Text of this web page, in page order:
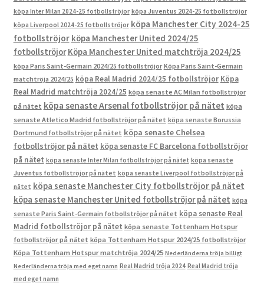
köpa Inter Milan 2024-25 fotbollströjor köpa Juventus 2024-25 fotbollströjor
köpa Liverpool 2024-25 fotbollströjor köpa Manchester City 2024-25
fotbollströjor köpa Manchester United 2024/25
fotbollströjor Köpa Manchester United matchtröja 2024/25
köpa Paris Saint-Germain 2024/25 fotbollströjor Köpa Paris Saint-Germain
matchtröja 2024/25 köpa Real Madrid 2024/25 fotbollströjor Köpa
Real Madrid matchtröja 2024/25 köpa senaste AC Milan fotbollströjor
på nätet köpa senaste Arsenal fotbollströjor på nätet köpa
senaste Atletico Madrid fotbollströjor på nätet köpa senaste Borussia
Dortmund fotbollströjor på nätet köpa senaste Chelsea
fotbollströjor på nätet köpa senaste FC Barcelona fotbollströjor
på nätet köpa senaste Inter Milan fotbollströjor på nätet köpa senaste
Juventus fotbollströjor på nätet köpa senaste Liverpool fotbollströjor på
nätet köpa senaste Manchester City fotbollströjor på nätet
köpa senaste Manchester United fotbollströjor på nätet köpa
senaste Paris Saint-Germain fotbollströjor på nätet köpa senaste Real
Madrid fotbollströjor på nätet köpa senaste Tottenham Hotspur
fotbollströjor på nätet köpa Tottenham Hotspur 2024/25 fotbollströjor
Köpa Tottenham Hotspur matchtröja 2024/25 Nederländerna tröja billigt
Nederländerna tröja med eget namn Real Madrid tröja 2024 Real Madrid tröja
med eget namn